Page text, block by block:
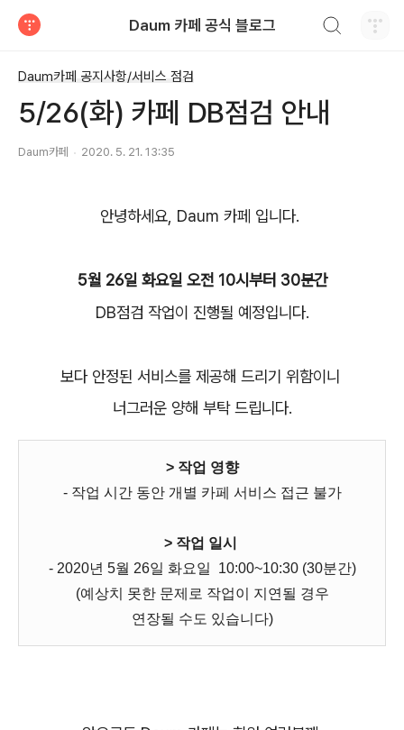
Daum 카페 공식 블로그
Daum카페 공지사항/서비스 점검
5/26(화) 카페 DB점검 안내
Daum카페 2020. 5. 21. 13:35
안녕하세요, Daum 카페 입니다.
5월 26일 화요일 오전 10시부터 30분간
DB점검 작업이 진행될 예정입니다.
보다 안정된 서비스를 제공해 드리기 위함이니
너그러운 양해 부탁 드립니다.
> 작업 영향
- 작업 시간 동안 개별 카페 서비스 접근 불가
> 작업 일시
- 2020년 5월 26일 화요일 10:00~10:30 (30분간)
(예상치 못한 문제로 작업이 지연될 경우
연장될 수도 있습니다)